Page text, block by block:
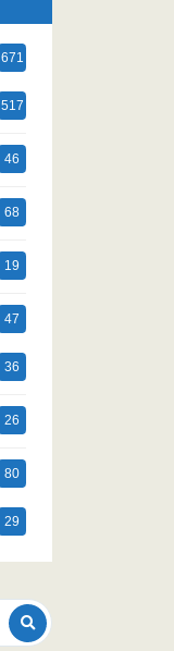
671
517
46
68
19
47
36
26
80
29